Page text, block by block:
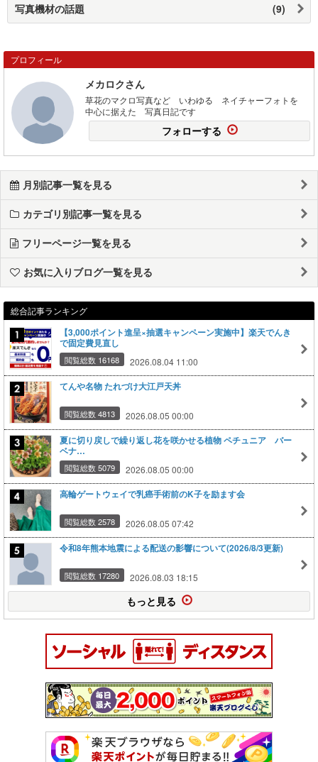
写真機材の話題 (9)
プロフィール
メカロクさん
草花のマクロ写真など いわゆる ネイチャーフォトを
中心に据えた 写真日記です
フォローする
月別記事一覧を見る
カテゴリ別記事一覧を見る
フリーページ一覧を見る
お気に入りブログ一覧を見る
総合記事ランキング
【3,000ポイント進呈×抽選キャンペーン実施中】楽天でんき
で固定費見直し
閲覧総数 16168 2026.08.04 11:00
てんや名物 たれづけ大江戸天丼
閲覧総数 4813 2026.08.05 00:00
夏に切り戻しで繰り返し花を咲かせる植物 ペチュニア バー
ベナ…
閲覧総数 5079 2026.08.05 00:00
高輪ゲートウェイで乳癌手術前のK子を励ます会
閲覧総数 2578 2026.08.05 07:42
令和8年熊本地震による配送の影響について(2026/8/3更新)
閲覧総数 17280 2026.08.03 18:15
もっと見る